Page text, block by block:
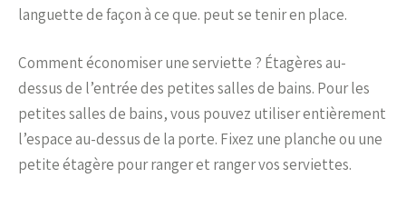
languette de façon à ce que. peut se tenir en place.
Comment économiser une serviette ? Étagères au-
dessus de l’entrée des petites salles de bains. Pour les
petites salles de bains, vous pouvez utiliser entièrement
l’espace au-dessus de la porte. Fixez une planche ou une
petite étagère pour ranger et ranger vos serviettes.